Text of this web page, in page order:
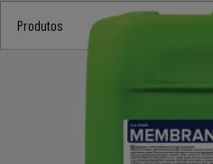
AEB ACADEMY
Produtos